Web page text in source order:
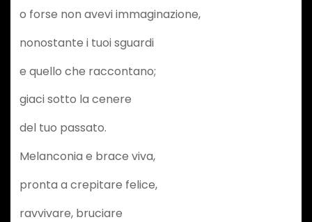
o forse non avevi immaginazione,
nonostante i tuoi sguardi
e quello che raccontano;
giaci sotto la cenere
del tuo passato.
Melanconia e brace viva,
pronta a crepitare felice,
ravvivare, bruciare